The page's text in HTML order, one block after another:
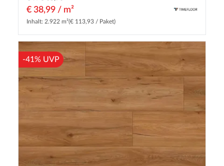
€ 38,99 / m²
Inhalt: 2.922 m²(€ 113,93 / Paket)
-41% UVP